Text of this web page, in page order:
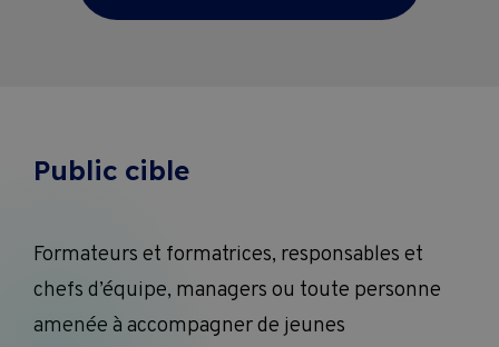
Public cible
Formateurs et formatrices, responsables et
chefs d’équipe, managers ou toute personne
amenée à accompagner de jeunes